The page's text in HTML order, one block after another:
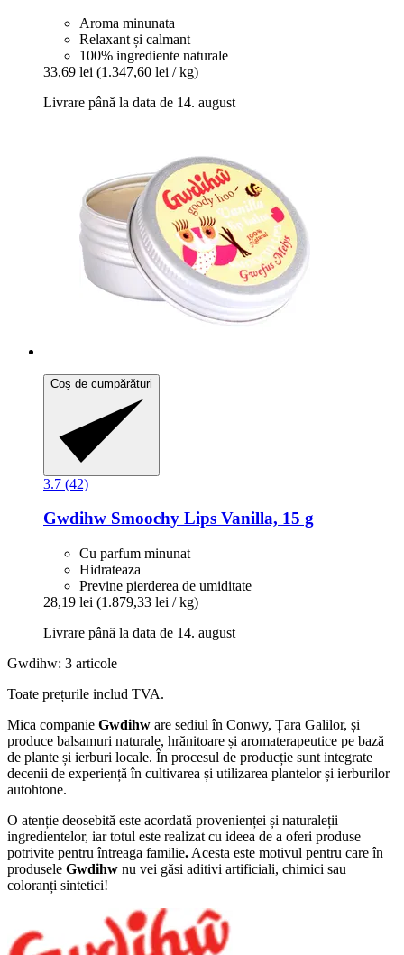
Aroma minunata
Relaxant și calmant
100% ingrediente naturale
33,69 lei (1.347,60 lei / kg)
Livrare până la data de 14. august
Coș de cumpărături
3.7 (42)
Gwdihw Smoochy Lips Vanilla, 15 g
Cu parfum minunat
Hidrateaza
Previne pierderea de umiditate
28,19 lei (1.879,33 lei / kg)
Livrare până la data de 14. august
Gwdihw: 3 articole
Toate prețurile includ TVA.
Mica companie Gwdihw are sediul în Conwy, Țara Galilor, și
produce balsamuri naturale, hrănitoare și aromaterapeutice pe bază
de plante și ierburi locale. În procesul de producție sunt integrate
decenii de experiență în cultivarea și utilizarea plantelor și ierburilor
autohtone.
O atenție deosebită este acordată provenienței și naturaleții
ingredientelor, iar totul este realizat cu ideea de a oferi produse
potrivite pentru întreaga familie. Acesta este motivul pentru care în
produsele Gwdihw nu vei găsi aditivi artificiali, chimici sau
coloranți sintetici!